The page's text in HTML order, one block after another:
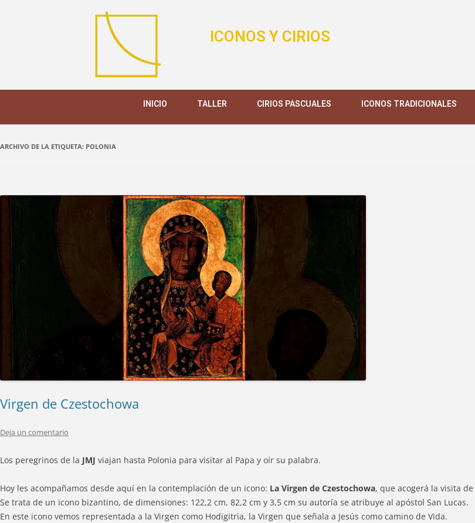
ICONOS Y CIRIOS
INICIO TALLER CIRIOS PASCUALES ICONOS TRADICIONALES
ARCHIVO DE LA ETIQUETA: POLONIA
Virgen de Czestochowa
Deja un comentario
Los peregrinos de la JMJ viajan hasta Polonia para visitar al Papa y oír su palabra.
Hoy les acompañamos desde aquí en la contemplación de un icono: La Virgen de Czestochowa, que acogerá la visita
Se trata de un icono bizantino, de dimensiones: 122,2 cm, 82,2 cm y 3,5 cm su autoría se atribuye al apóstol San Lucas.
En este icono vemos representada a la Virgen como Hodigitria, la Virgen que señala a Jesús como camino de Vida.